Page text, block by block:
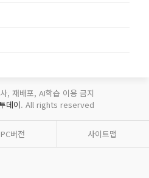
, 재배포, AI학습 이용 금지
데이. All rights reserved
PC버전 사이트맵